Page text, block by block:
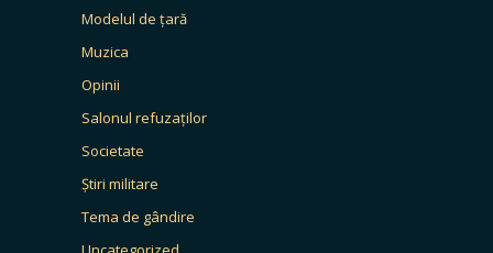
Modelul de țară
Muzica
Opinii
Salonul refuzaților
Societate
Știri militare
Tema de gândire